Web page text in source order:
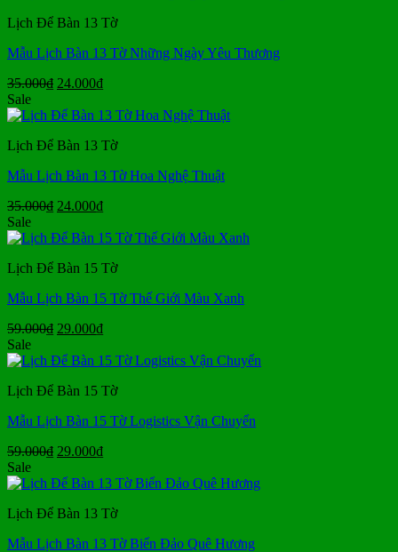
29.000₫.
Lịch Để Bàn 13 Tờ
Mẫu Lịch Bàn 13 Tờ Những Ngày Yêu Thương
35.000₫ Giá
là:
24.000₫Giá
tại
24.000₫.
Sale
Lịch Để Bàn 13 Tờ
Mẫu Lịch Bàn 13 Tờ Hoa Nghệ Thuật
35.000₫ Giá
là:
24.000₫Giá
tại
24.000₫.
Sale
Lịch Để Bàn 15 Tờ
Mẫu Lịch Bàn 15 Tờ Thế Giới Màu Xanh
59.000₫ Giá
là:
29.000₫Giá
tại
29.000₫.
Sale
Lịch Để Bàn 15 Tờ
Mẫu Lịch Bàn 15 Tờ Logistics Vận Chuyển
59.000₫ Giá
là:
29.000₫Giá
tại
29.000₫.
Sale
Lịch Để Bàn 13 Tờ
Mẫu Lịch Bàn 13 Tờ Biển Đảo Quê Hương